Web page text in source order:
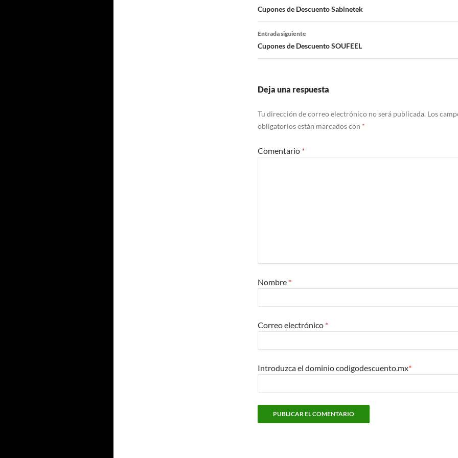
entradas
Cupones de Descuento Sabinetek
Entrada siguiente
Cupones de Descuento SOUFEEL
Deja una respuesta
Tu dirección de correo electrónico no será publicada. Los
obligatorios están marcados con *
Comentario *
Nombre *
Correo electrónico *
Introduzca el dominio codigodescuento.mx*